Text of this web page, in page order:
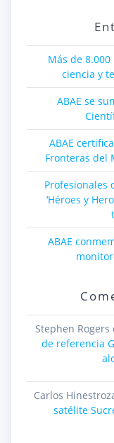
Más de
ciencia y
ABAE se
ABAE
Fronteras del
Profesionales
‘Héroes y
ABAE
Stephen Rogers
de referencia
Carlos
satélite